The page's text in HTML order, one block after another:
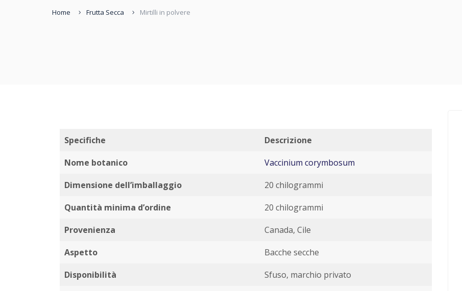
Home Frutta Secca Mirtilli in polvere
Specifiche
Descrizione
Nome botanico
Vaccinium corymbosum
Dimensione dell’imballaggio
20 chilogrammi
Quantità minima d’ordine
20 chilogrammi
Provenienza
Canada, Cile
Aspetto
Bacche secche
Disponibilità
Sfuso, marchio privato